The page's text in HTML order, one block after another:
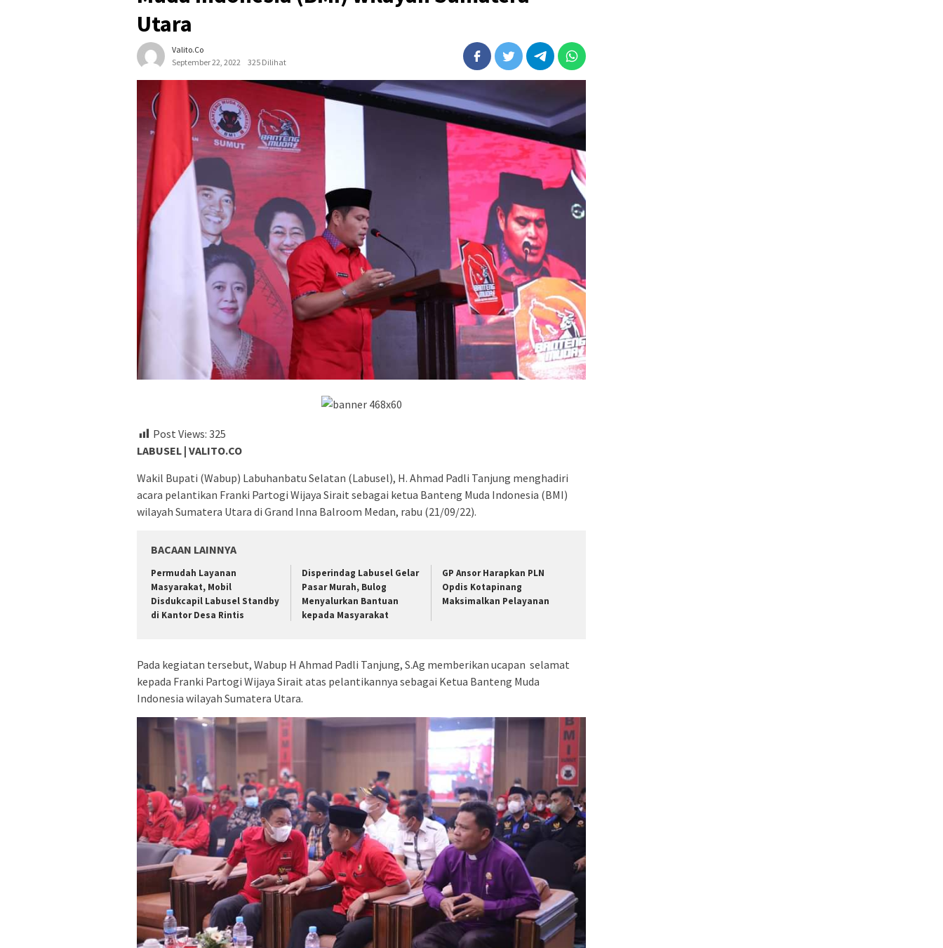
Utara
Valito.co
September 22, 2022
325 Dilihat
Post Views: 325
LABUSEL | VALITO.CO
Wakil Bupati (Wabup) Labuhanbatu Selatan (Labusel), H. Ahmad Padli Tanjung menghadiri
acara pelantikan Franki Partogi Wijaya Sirait sebagai ketua Banteng Muda Indonesia (BMI)
wilayah Sumatera Utara di Grand Inna Balroom Medan, rabu (21/09/22).
BACAAN LAINNYA
Permudah Layanan
Masyarakat, Mobil
Disdukcapil Labusel Standby
di Kantor Desa Rintis
Disperindag Labusel Gelar
Pasar Murah, Bulog
Menyalurkan Bantuan
kepada Masyarakat
GP Ansor Harapkan PLN
Opdis Kotapinang
Maksimalkan Pelayanan
Pada kegiatan tersebut, Wabup H Ahmad Padli Tanjung, S.Ag memberikan ucapan selamat
kepada Franki Partogi Wijaya Sirait atas pelantikannya sebagai Ketua Banteng Muda
Indonesia wilayah Sumatera Utara.